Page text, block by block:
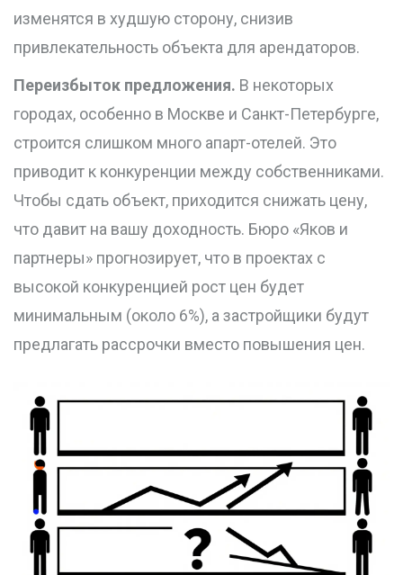
изменятся в худшую сторону, снизив
привлекательность объекта для арендаторов.
Переизбыток предложения. В некоторых
городах, особенно в Москве и Санкт-Петербурге,
строится слишком много апарт-отелей. Это
приводит к конкуренции между собственниками.
Чтобы сдать объект, приходится снижать цену,
что давит на вашу доходность. Бюро «Яков и
партнеры» прогнозирует, что в проектах с
высокой конкуренцией рост цен будет
минимальным (около 6%), а застройщики будут
предлагать рассрочки вместо повышения цен.